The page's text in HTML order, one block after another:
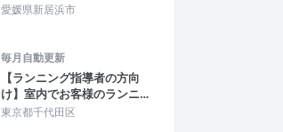
愛媛県新居浜市
毎月自動更新
【ランニング指導者の方向
け】室内でお客様のランニ…
東京都千代田区